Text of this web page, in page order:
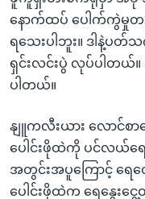
နောက်ထပ် ပေါက်ကွဲမှုတ
ရသေးပါဘူး။ ဒါနဲ့ပ
ရှင်းလင်းပွဲ လုပ်ပါတယ်
ပါတယ်။
နျူကလီးယား လောင်စာ
ပေါင်းဖိုထဲကို ပင်လယ်ရ
အတွင်းအပူကြောင့် ရေ
ပေါင်းဖိုထဲက ရေနွေ